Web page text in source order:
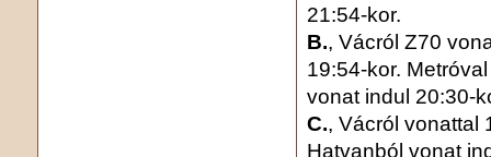
21:54-kor.
B., Vácról Z70
19:54-kor.
vonat indul 20:30-
C., Vácról vonattal
Hatvanból vonat